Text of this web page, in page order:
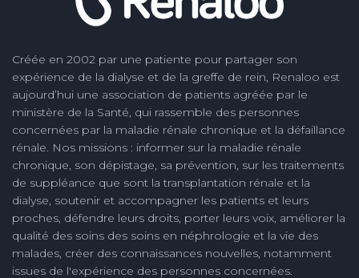
Créée en 2002 par une patiente pour partager son
expérience de la dialyse et de la greffe de rein, Renaloo est
aujourd’hui une association de patients agréée par le
ministère de la Santé, qui rassemble des personnes
concernées par la maladie rénale chronique et la défaillance
rénale. Nos missions : informer sur la maladie rénale
chronique, son dépistage, sa prévention, sur les traitements
de suppléance que sont la transplantation rénale et la
dialyse, soutenir et accompagner les patients et leurs
proches, défendre leurs droits, porter leurs voix, améliorer la
qualité des soins des soins en néphrologie et la vie des
malades, créer des connaissances nouvelles, notamment
issues de l'expérience des personnes concernées.